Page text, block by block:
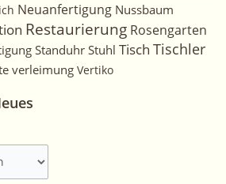
Neuanfertigung Nussbaum
Restaurierung Rosengarten
Standuhr Stuhl Tisch Tischler
verleimung Vertiko